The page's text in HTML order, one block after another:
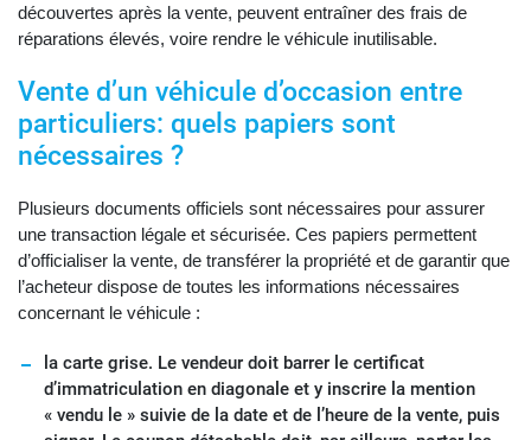
découvertes après la vente, peuvent entraîner des frais de
réparations élevés, voire rendre le véhicule inutilisable.
Vente d’un véhicule d’occasion entre
particuliers: quels papiers sont
nécessaires ?
Plusieurs documents officiels sont nécessaires pour assurer
une transaction légale et sécurisée. Ces papiers permettent
d’officialiser la vente, de transférer la propriété et de garantir que
l’acheteur dispose de toutes les informations nécessaires
concernant le véhicule :
la carte grise. Le vendeur doit barrer le certificat
d’immatriculation en diagonale et y inscrire la mention
« vendu le » suivie de la date et de l’heure de la vente, puis